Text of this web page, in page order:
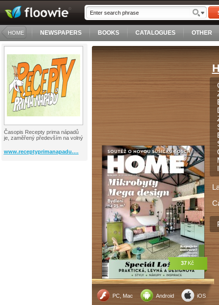
HOME NEWSPAPERS BOOKS CATALOGUES OTHER
Časopis Recepty prima nápadů
je, zaměřený především na volný
www.receptyprimanapadu.…
PC, Mac Android iOS
37 Kč